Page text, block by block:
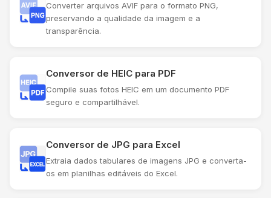
Converter arquivos AVIF para o formato PNG,
preservando a qualidade da imagem e a
transparência.
Conversor de HEIC para PDF
Compile suas fotos HEIC em um documento PDF
seguro e compartilhável.
Conversor de JPG para Excel
Extraia dados tabulares de imagens JPG e converta-
os em planilhas editáveis ​​do Excel.